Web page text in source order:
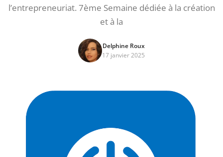
l’entrepreneuriat. 7ème Semaine dédiée à la création
et à la
Delphine Roux
17 janvier 2025